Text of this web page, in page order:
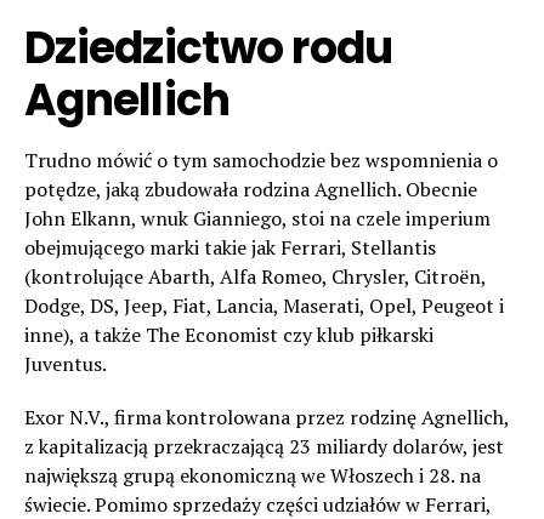
Dziedzictwo rodu
Agnellich
Trudno mówić o tym samochodzie bez wspomnienia o
potędze, jaką zbudowała rodzina Agnellich. Obecnie
John Elkann, wnuk Gianniego, stoi na czele imperium
obejmującego marki takie jak Ferrari, Stellantis
(kontrolujące Abarth, Alfa Romeo, Chrysler, Citroën,
Dodge, DS, Jeep, Fiat, Lancia, Maserati, Opel, Peugeot i
inne), a także The Economist czy klub piłkarski
Juventus.
Exor N.V., firma kontrolowana przez rodzinę Agnellich,
z kapitalizacją przekraczającą 23 miliardy dolarów, jest
największą grupą ekonomiczną we Włoszech i 28. na
świecie. Pomimo sprzedaży części udziałów w Ferrari,